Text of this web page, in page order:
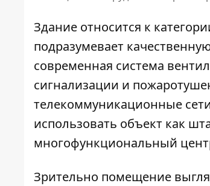
Здание относится к
подразумевает
современная система
сигнализации и
телекоммуникационные
использовать объект как
многофункциональный
Зрительно помещение